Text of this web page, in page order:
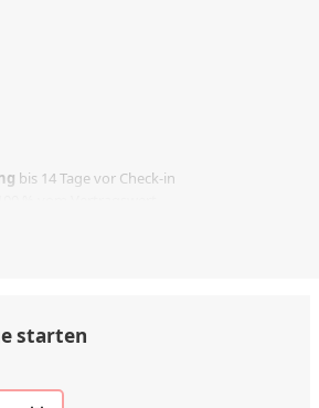
bis 14 Tage vor Check-in
starten